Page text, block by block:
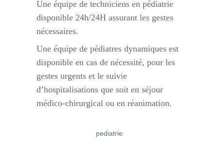
Une équipe de techniciens en pédiatrie
disponible 24h/24H assurant les gestes
nécessaires.
Une équipe de pédiatres dynamiques est
disponible en cas de nécessité, pour les
gestes urgents et le suivie
d’hospitalisations que soit en séjour
médico-chirurgical ou en réanimation.
pediatrie